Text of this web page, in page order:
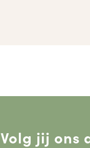
Volg jij ons